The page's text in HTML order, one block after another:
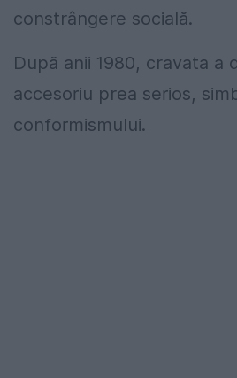
constrângere socială.
După anii 1980, cravata a
accesoriu prea serios,
conformismului.